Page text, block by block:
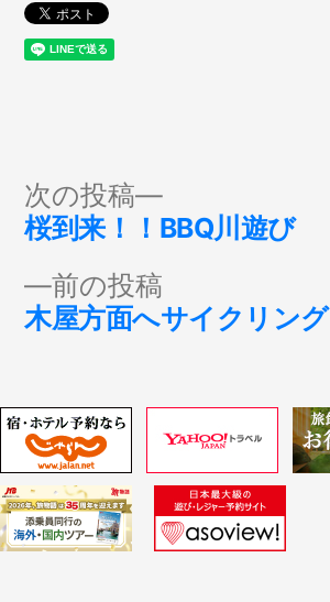
投
ナ
ゲ
ー
シ
前の投稿
の
木屋方面へサイクリング
次の投稿
次
の
桜到来！！BBQ川遊び